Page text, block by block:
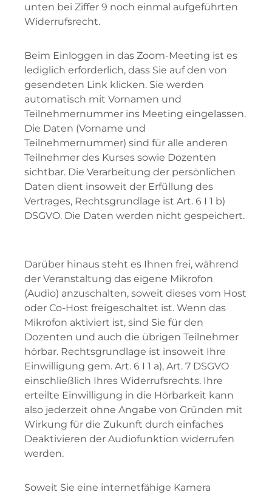
unten bei Ziffer 9 noch einmal aufgeführten
Widerrufsrecht.
Beim Einloggen in das Zoom-Meeting ist es
lediglich erforderlich, dass Sie auf den von
gesendeten Link klicken. Sie werden
automatisch mit Vornamen und
Teilnehmernummer ins Meeting eingelassen.
Die Daten (Vorname und
Teilnehmernummer) sind für alle anderen
Teilnehmer des Kurses sowie Dozenten
sichtbar. Die Verarbeitung der persönlichen
Daten dient insoweit der Erfüllung des
Vertrages, Rechtsgrundlage ist Art. 6 I 1 b)
DSGVO. Die Daten werden nicht gespeichert.
Darüber hinaus steht es Ihnen frei, während
der Veranstaltung das eigene Mikrofon
(Audio) anzuschalten, soweit dieses vom Host
oder Co-Host freigeschaltet ist. Wenn das
Mikrofon aktiviert ist, sind Sie für den
Dozenten und auch die übrigen Teilnehmer
hörbar. Rechtsgrundlage ist insoweit Ihre
Einwilligung gem. Art. 6 I 1 a), Art. 7 DSGVO
einschließlich Ihres Widerrufsrechts. Ihre
erteilte Einwilligung in die Hörbarkeit kann
also jederzeit ohne Angabe von Gründen mit
Wirkung für die Zukunft durch einfaches
Deaktivieren der Audiofunktion widerrufen
werden.
Soweit Sie eine internetfähige Kamera